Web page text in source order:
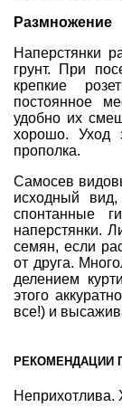
Размножение
Наперстянки
грунт. При
крепкие
постоянное
удобно их
хорошо. Уход
прополка.
Самосев
исходный
спонтанные
наперстянки.
семян, если
от друга.
делением
этого
все!) и
РЕКОМЕНДАЦИИ
Неприхотлива.